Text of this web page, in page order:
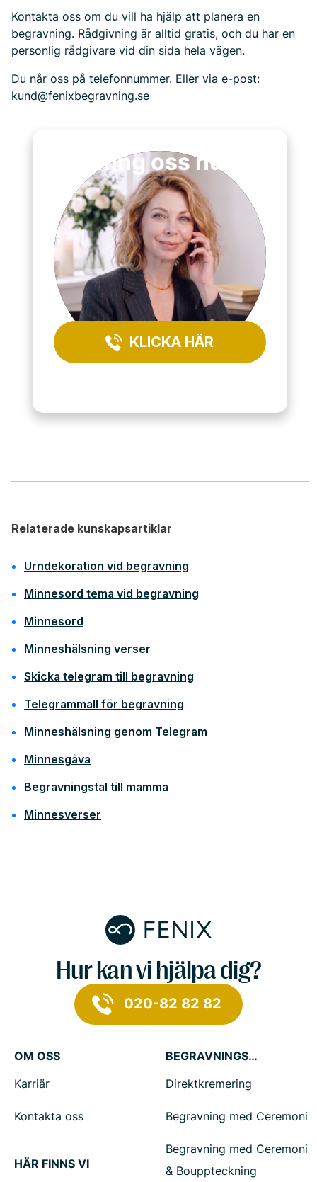
Kontakta oss om du vill ha hjälp att planera en
begravning. Rådgivning är alltid gratis, och du har en
personlig rådgivare vid din sida hela vägen.
Du når oss på telefonnummer. Eller via e-post:
kund@fenixbegravning.se
Ring oss nu
KLICKA HÄR
Relaterade kunskapsartiklar
Urndekoration vid begravning
Minnesord tema vid begravning
Minnesord
Minneshälsning verser
Skicka telegram till begravning
Telegrammall för begravning
Minneshälsning genom Telegram
Minnesgåva
Begravningstal till mamma
Minnesverser
Hur kan vi hjälpa dig?
020-82 82 82
OM OSS
Karriär
Kontakta oss
HÄR FINNS VI
BEGRAVNINGSTJÄNSTER
Direktkremering
Begravning med Ceremoni
Begravning med Ceremoni
& Bouppteckning